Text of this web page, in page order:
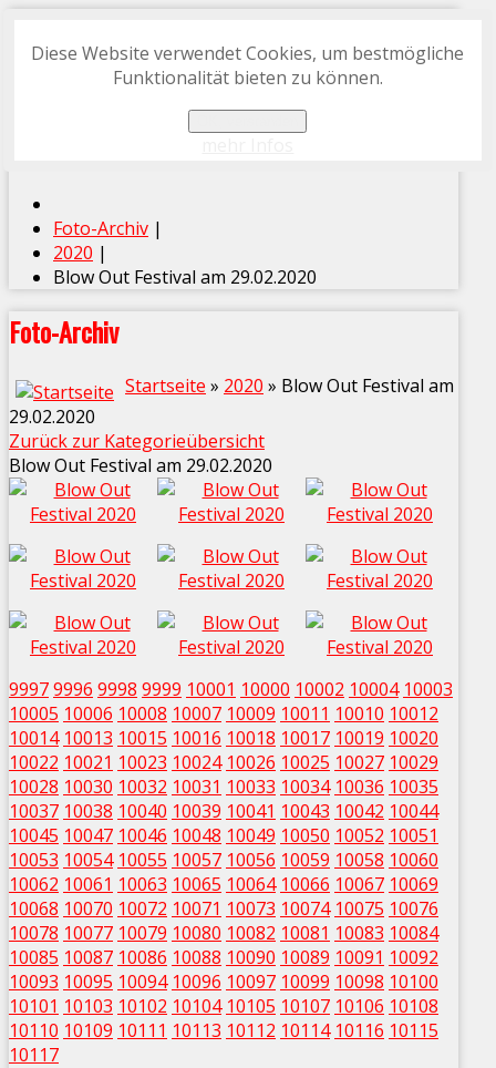
Diese Website verwendet Cookies, um bestmögliche
Funktionalität bieten zu können.
START
Foto-Archiv |
2020 |
Blow Out Festival am 29.02.2020
Foto-Archiv
Startseite » 2020 » Blow Out Festival am
29.02.2020
Zurück zur Kategorieübersicht
Blow Out Festival am 29.02.2020
99979996 9998 9999 10001 10000 10002 10004 10003
10005 10006 10008 10007 10009 10011 10010 10012
10014 10013 10015 10016 10018 10017 10019 10020
10022 10021 10023 10024 10026 10025 10027 10029
10028 10030 10032 10031 10033 10034 10036 10035
10037 10038 10040 10039 10041 10043 10042 10044
10045 10047 10046 10048 10049 10050 10052 10051
10053 10054 10055 10057 10056 10059 10058 10060
10062 10061 10063 10065 10064 10066 10067 10069
10068 10070 10072 10071 10073 10074 10075 10076
10078 10077 10079 10080 10082 10081 10083 10084
10085 10087 10086 10088 10090 10089 10091 10092
10093 10095 10094 10096 10097 10099 10098 10100
10101 10103 10102 10104 10105 10107 10106 10108
10110 10109 10111 10113 10112 10114 10116 10115
10117